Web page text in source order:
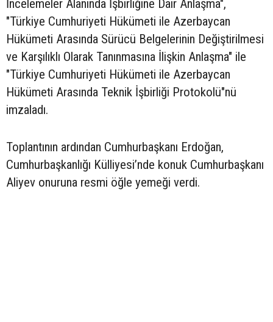
İncelemeler Alanında İşbirliğine Dair Anlaşma",
"Türkiye Cumhuriyeti Hükümeti ile Azerbaycan
Hükümeti Arasında Sürücü Belgelerinin Değiştirilmesi
ve Karşılıklı Olarak Tanınmasına İlişkin Anlaşma" ile
"Türkiye Cumhuriyeti Hükümeti ile Azerbaycan
Hükümeti Arasında Teknik İşbirliği Protokolü"nü
imzaladı.
Toplantının ardından Cumhurbaşkanı Erdoğan,
Cumhurbaşkanlığı Külliyesi’nde konuk Cumhurbaşkanı
Aliyev onuruna resmi öğle yemeği verdi.